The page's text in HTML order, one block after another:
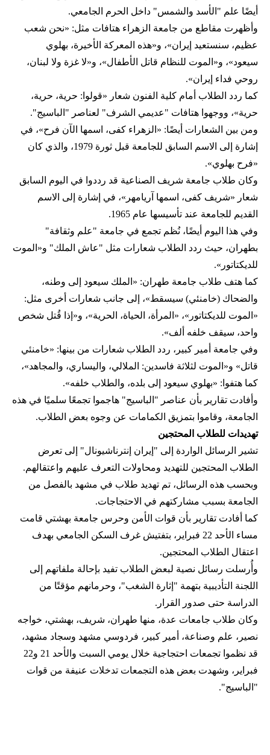
أيضًا علم "الأسد والشمس" داخل الحرم الجامعي.
وأظهرت مقاطع من جامعة الزهراء هتافات مثل: «نحن شعب
عظيم، سنستعيد إيران»، و«هذه المعركة الأخيرة، بهلوي
سيعود»، و«الموت للنظام قاتل الأطفال»، و«لا غزة ولا لبنان،
روحي فداء إيران».
كما ردد الطلاب أمام كلية الفنون شعار «قولوا: حرية، حرية،
حرية»، ووجهوا هتافات "عديمي الشرف" لعناصر "الباسيج".
ومن بين الشعارات أيضًا: «الزهراء كفى، اسمها الآن فرح»، في
إشارة إلى الاسم السابق للجامعة قبل ثورة 1979، والذي كان
«فرح بهلوي».
وكان طلاب جامعة شريف الصناعية قد رددوا في اليوم السابق
شعار «شريف كفى، اسمها آريامهر»، في إشارة إلى الاسم
القديم للجامعة عند تأسيسها عام 1965.
وفي هذا اليوم أيضًا، نُظم تجمع في جامعة "علم وثقافة"
بطهران، حيث ردد الطلاب شعارات مثل "عاش الملك" و«الموت
للديكتاتور».
كما هتف طلاب جامعة طهران: «الملك سيعود إلى وطنه،
والضحاك (خامنئي) سيسقط»، إلى جانب شعارات أخرى مثل:
«الموت للديكتاتور»، «المرأة، الحياة، الحرية»، و«إذا قُتل شخص
واحد، سيقف خلفه ألف».
وفي جامعة أمير كبير، ردد الطلاب شعارات من بينها: «خامنئي
قاتل» و«الموت لثلاثة فاسدين: الملالي، واليساري، والمجاهد»،
كما هتفوا: «بهلوي سيعود إلى بلده، والطلاب خلفه».
وأفادت تقارير بأن عناصر "الباسيج" هاجموا تجمعًا سلميًا في هذه
الجامعة، وقاموا بتمزيق الكمامات عن وجوه بعض الطلاب.
تهديدات للطلاب المحتجين
تشير الرسائل الواردة إلى "إيران إنترناشيونال" إلى تعرض
الطلاب المحتجين للتهديد ومحاولات التعرف عليهم واعتقالهم.
وبحسب هذه الرسائل، تم تهديد طلاب في مشهد بالفصل من
الجامعة بسبب مشاركتهم في الاحتجاجات.
كما أفادت تقارير بأن قوات الأمن وحرس جامعة بهشتي قامت
مساء الأحد 22 فبراير، بتفتيش غرف السكن الجامعي بهدف
اعتقال الطلاب المحتجين.
وأُرسلت رسائل نصية لبعض الطلاب تفيد بإحالة ملفاتهم إلى
اللجنة التأديبية بتهمة "إثارة الشغب"، وحرمانهم مؤقتًا من
الدراسة حتى صدور القرار.
وكان طلاب جامعات عدة، منها طهران، شريف، بهشتي، خواجه
نصير، علم وصناعة، أمير كبير، فردوسي مشهد وسجاد مشهد،
قد نظموا تجمعات احتجاجية خلال يومي السبت والأحد 21 و22
فبراير، وشهدت بعض هذه التجمعات تدخلات عنيفة من قوات
"الباسيج".